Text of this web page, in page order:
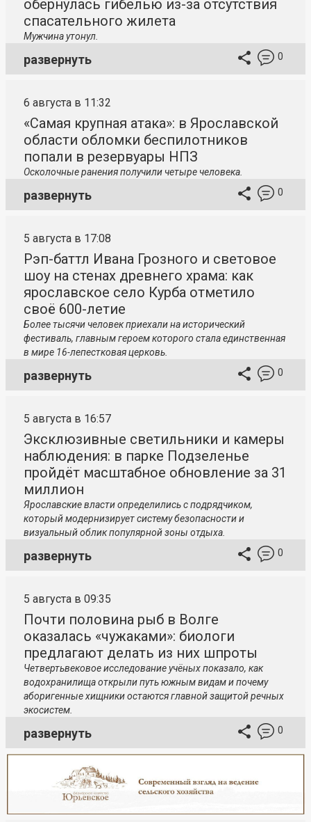
обернулась гибелью из-за отсутствия
спасательного жилета
Мужчина утонул.
развернуть 0
6 августа в 11:32
«Самая крупная атака»: в Ярославской
области обломки беспилотников
попали в резервуары НПЗ
Осколочные ранения получили четыре человека.
развернуть 0
5 августа в 17:08
Рэп-баттл Ивана Грозного и световое
шоу на стенах древнего храма: как
ярославское село Курба отметило
своё 600-летие
Более тысячи человек приехали на исторический
фестиваль, главным героем которого стала единственная
в мире 16-лепестковая церковь.
развернуть 0
5 августа в 16:57
Эксклюзивные светильники и камеры
наблюдения: в парке Подзеленье
пройдёт масштабное обновление за 31
миллион
Ярославские власти определились с подрядчиком,
который модернизирует систему безопасности и
визуальный облик популярной зоны отдыха.
развернуть 0
5 августа в 09:35
Почти половина рыб в Волге
оказалась «чужаками»: биологи
предлагают делать из них шпроты
Четвертьвековое исследование учёных показало, как
водохранилища открыли путь южным видам и почему
аборигенные хищники остаются главной защитой речных
экосистем.
развернуть 0